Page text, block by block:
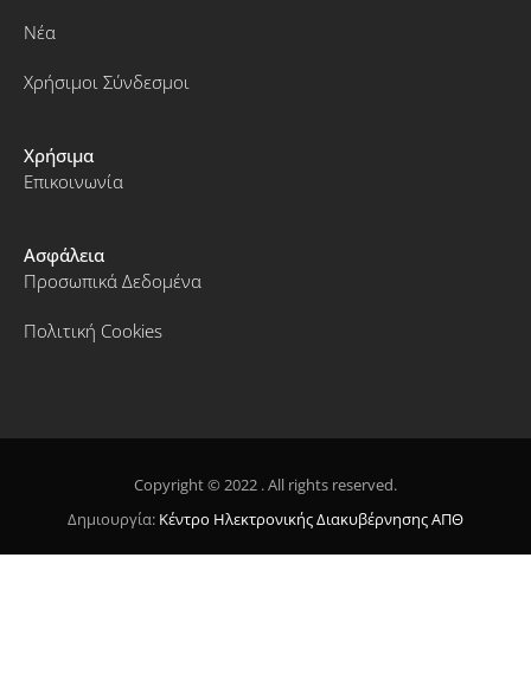
Νέα
Χρήσιμοι Σύνδεσμοι
Χρήσιμα
Επικοινωνία
Ασφάλεια
Προσωπικά Δεδομένα
Πολιτική Cookies
Copyright © 2022 . All rights reserved.
Δημιουργία: Κέντρο Ηλεκτρονικής Διακυβέρνησης ΑΠΘ